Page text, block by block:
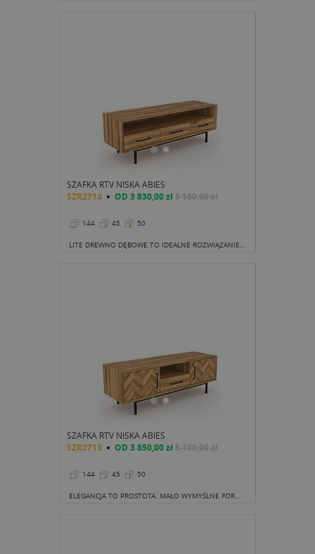
SZAFKA RTV NISKA ABIES
SZR2714 OD 3 830,00 zł5 100,00 zł
144 45 50
LITE DREWNO DĘBOWE TO IDEALNE ROZWIĄZANIE, KTÓRE PRZEZ WIELE LAT PRZETRWA DZIELNIE USZKODZENIA, ZABRUDZENIA, WPŁYW CZASU ORAZ CZYNNIKÓW ATMOSFERYCZNYCH.
SZAFKA RTV NISKA ABIES
SZR2713 OD 3 850,00 zł5 130,00 zł
144 45 50
ELEGANCJA TO PROSTOTA. MAŁO WYMYŚLNE FORMY, KLASYCZNE ROZWIĄZANIA I PONADCZASOWY DESIGN UBRANE W NAJWYŻSZEJ JAKOŚCI MATERIAŁ ORAZ STYL WYKONANIA.